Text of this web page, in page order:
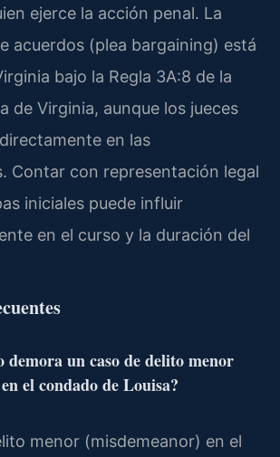
ejerce la acción penal. La
acuerdos (plea bargaining) está
bajo la Regla 3A:8 de la
de Virginia, aunque los jueces
en las
Contar con representación legal
iniciales puede influir
en el curso y la duración del
demora un caso de delito menor
el condado de Louisa?
menor (misdemeanor) en el